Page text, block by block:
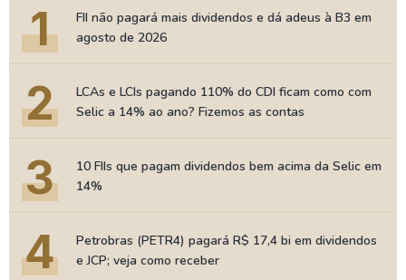
1
FII não pagará mais dividendos e dá adeus à B3 em
agosto de 2026
2
LCAs e LCIs pagando 110% do CDI ficam como com
Selic a 14% ao ano? Fizemos as contas
3
10 FIIs que pagam dividendos bem acima da Selic em
14%
4
Petrobras (PETR4) pagará R$ 17,4 bi em dividendos
e JCP; veja como receber